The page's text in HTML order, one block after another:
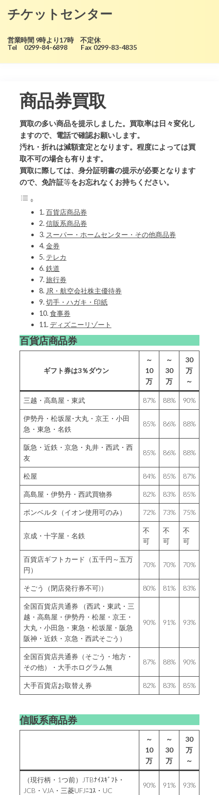
ン
ツ
チケットセンター
営業時間 9時より17時 不定休
Tel 0299-84-6898 Fax 0299-83-4835
商品券買取
買取の多い商品を提示しました。買取率は日々変化し
ますので、電話で確認お願いします。
汚れ・折れは減額査定となります。程度によっては買
取不可の場合も有ります。
買取に際しては、身分証明書の提示が必要となります
ので、免許証等をお忘れなくお持ちください。
百貨店商品券
信販系商品券
スーパー・ホームセンター・その他商品券
金券
テレカ
鉄道
旅行券
JR・航空会社株主優待券
切手・ハガキ・印紙
食事券
ディズニーリゾート
百貨店商品券
ギフト券は3％ダウン
～
10
万
～
30
万
30
万
～
三越・高島屋・東武 87% 88% 90%
伊勢丹・松坂屋･大丸・京王・小田
急・東急・名鉄
85% 86% 88%
阪急・近鉄・京急・丸井・西武・西
友
85% 86% 88%
松屋 84% 85% 87%
高島屋・伊勢丹・西武買物券 82% 83% 85%
ボンベルタ（イオン使用可のみ） 72% 73% 75%
京成・十字屋・名鉄
不
可
不
可
不
可
百貨店ギフトカード（五千円～五万
円）
70% 70% 70%
そごう（閉店発行券不可)） 80% 81% 83%
全国百貨店共通券 （西武・東武・三
越・高島屋・伊勢丹・松屋・京王・
大丸・小田急・東急・松坂屋・阪急
阪神・近鉄・京急・西武そごう）
90% 91% 93%
全国百貨店共通券（そごう・地方・
その他）・大手ホログラム無
87% 88% 90%
大手百貨店お取替え券 82% 83% 85%
信販系商品券
～
10
万
～
30
万
30
万
～
（現行柄・1つ前）JTBﾅｲｽｷﾞﾌﾄ・
JCB・VJA・三菱UFJﾆｺｽ・UC
90% 91% 93%